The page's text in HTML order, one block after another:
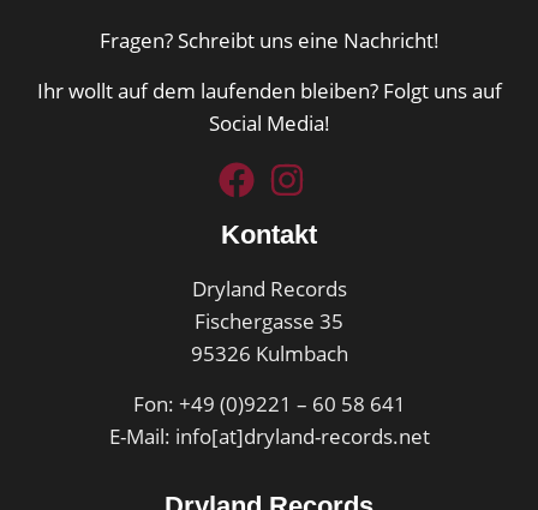
Fragen? Schreibt uns eine Nachricht!
Ihr wollt auf dem laufenden bleiben? Folgt uns auf
Social Media!
Kontakt
Dryland Records
Fischergasse 35
95326 Kulmbach
Fon: +49 (0)9221 – 60 58 641
E-Mail: info[at]dryland-records.net